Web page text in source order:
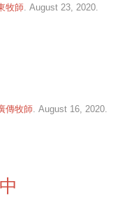
牧師 . August 23, 2020.
傳牧師 . August 16, 2020.